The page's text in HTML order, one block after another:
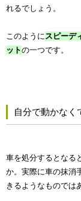
れるでしょう。
このようにスピーデ
ットの一つです。
自分で動かなく
車を処分するとなる
か。実際に車の抹消
きるようなものでは